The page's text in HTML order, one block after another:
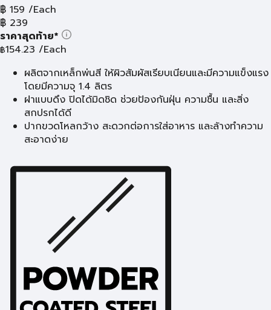
฿ 159 /Each
฿ 239
ราคาสุดท้าย*
฿154.23 /Each
ผลิตจากเหล็กพ่นสี ให้ผิวสัมผัสเรียบเนียนและมีความแข็งแรง
โดยมีความจุ 1.4 ลิตร
ฝาแบบดึง ปิดได้มิดชิด ช่วยป้องกันฝุ่น ความชื้น และสิ่ง
สกปรกได้ดี
ปากขวดโหลกว้าง สะดวกต่อการใส่อาหาร และล้างทำความ
สะอาดง่าย